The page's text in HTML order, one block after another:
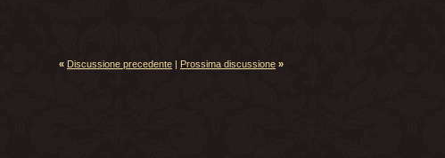
« Discussione precedente | Prossima discussione »